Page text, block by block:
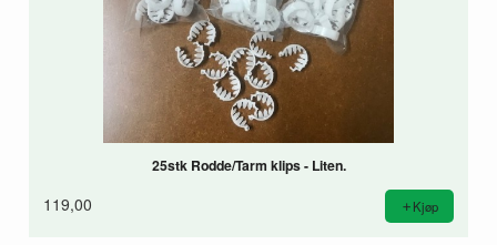
25stk Rodde/Tarm klips - Liten.
119,00 Kjøp